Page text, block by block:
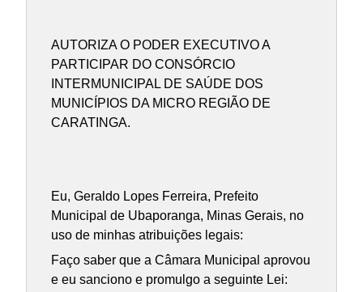
AUTORIZA O PODER EXECUTIVO A
PARTICIPAR DO CONSÓRCIO
INTERMUNICIPAL DE SAÚDE DOS
MUNICÍPIOS DA MICRO REGIÃO DE
CARATINGA.
Eu, Geraldo Lopes Ferreira, Prefeito
Municipal de Ubaporanga, Minas Gerais, no
uso de minhas atribuições legais:
Faço saber que a Câmara Municipal aprovou
e eu sanciono e promulgo a seguinte Lei: